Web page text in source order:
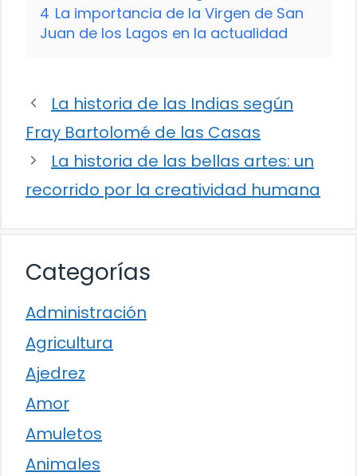
4 La importancia de la Virgen de San
Juan de los Lagos en la actualidad
La historia de las Indias según
Fray Bartolomé de las Casas
La historia de las bellas artes: un
recorrido por la creatividad humana
Categorías
Administración
Agricultura
Ajedrez
Amor
Amuletos
Animales